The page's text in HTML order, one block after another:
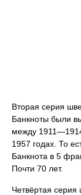
Вторая серия
Банкноты были
между
1957 годах. То
Банкнота в 5
Почти 70 лет.
Четвёртая серия